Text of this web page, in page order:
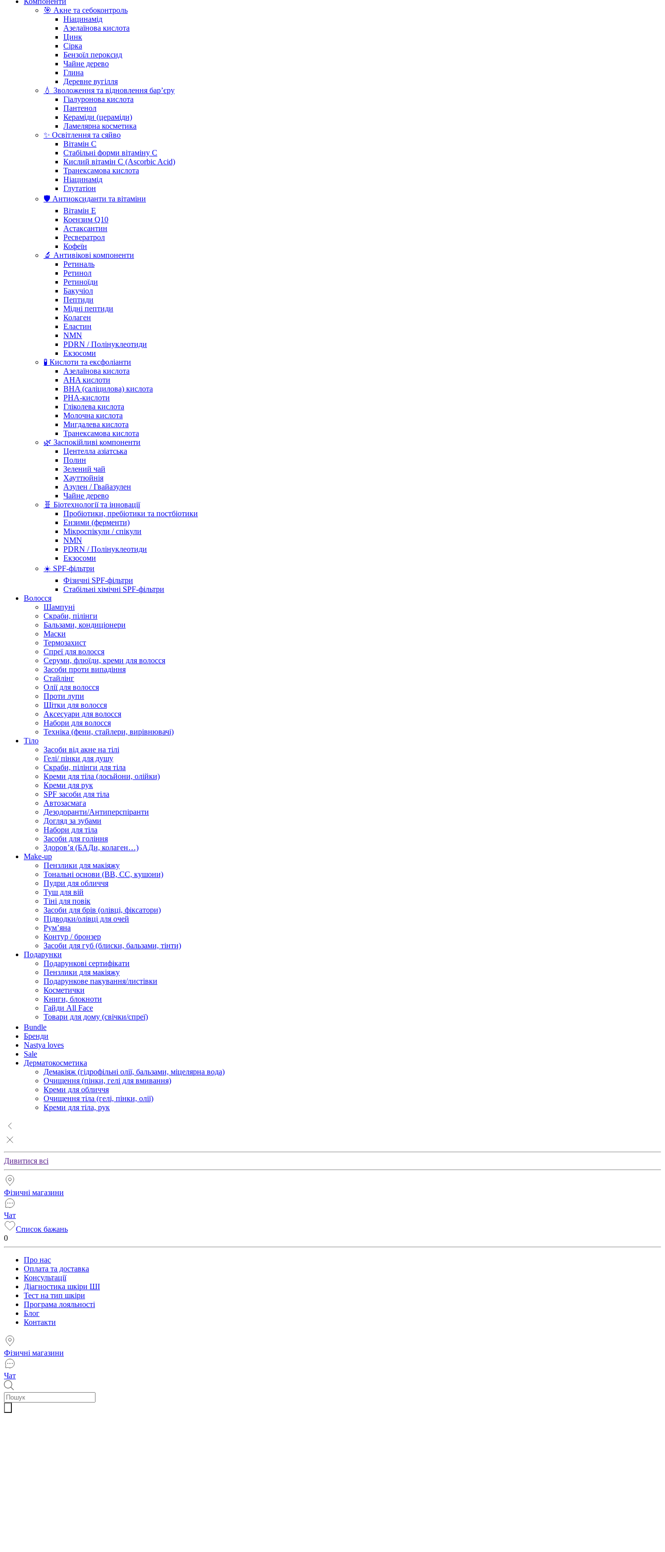
🎯 Акне та себоконтроль
Ніацинамід
Азелаїнова кислота
Цинк
Сірка
Бензоїл пероксид
Чайне дерево
Глина
Деревне вугілля
💧 Зволоження та відновлення бар’єру
Гіалуронова кислота
Пантенол
Кераміди (цераміди)
Ламелярна косметика
✨ Освітлення та сяйво
Вітамін С
Стабільні форми вітаміну С
Кислий вітамін С (Ascorbic Acid)
Транексамова кислота
Ніацинамід
Глутатіон
🛡️ Антиоксиданти та вітаміни
Вітамін Е
Коензим Q10
Астаксантин
Ресвератрол
Кофеїн
🔬 Антивікові компоненти
Ретиналь
Ретинол
Ретиноїди
Бакучіол
Пептиди
Мідні пептиди
Колаген
Еластин
NMN
PDRN / Полінуклеотиди
Екзосоми
🧪 Кислоти та ексфоліанти
Азелаїнова кислота
AHA кислоти
BHA (саліцилова) кислота
PHA-кислоти
Гліколева кислота
Молочна кислота
Мигдалева кислота
Транексамова кислота
🌿 Заспокійливі компоненти
Центелла азіатська
Полин
Зелений чай
Хауттюйнія
Азулен / Гвайазулен
Чайне дерево
🧬 Біотехнології та інновації
Пробіотики, пребіотики та постбіотики
Ензими (ферменти)
Мікроспікули / спікули
NMN
PDRN / Полінуклеотиди
Екзосоми
☀️ SPF-фільтри
Фізичні SPF-фільтри
Стабільні хімічні SPF-фільтри
Волосся
Шампуні
Скраби, пілінги
Бальзами, кондиціонери
Маски
Термозахист
Спреї для волосся
Серуми, флюїди, креми для волосся
Засоби проти випадіння
Стайлінг
Олії для волосся
Проти лупи
Щітки для волосся
Аксесуари для волосся
Набори для волосся
Техніка (фени, стайлери, вирівнювачі)
Тіло
Засоби від акне на тілі
Гелі/ пінки для душу
Скраби, пілінги для тіла
Креми для тіла (лосьйони, олійки)
Креми для рук
SPF засоби для тіла
Автозасмага
Дезодоранти/Антиперспіранти
Догляд за зубами
Набори для тіла
Засоби для гоління
Здоровʼя (БАДи, колаген…)
Make-up
Пензлики для макіяжу
Тональні основи (BB, CC, кушони)
Пудри для обличчя
Туш для вій
Тіні для повік
Засоби для брів (олівці, фіксатори)
Підводки/олівці для очей
Румʼяна
Контур / бронзер
Засоби для губ (блиски, бальзами, тінти)
Подарунки
Подарункові сертифікати
Пензлики для макіяжу
Подарункове пакування/листівки
Косметички
Книги, блокноти
Гайди All Face
Товари для дому (свічки/спреї)
Bundle
Бренди
Nastya loves
Sale
Дерматокосметика
Демакіяж (гідрофільні олії, бальзами, міцелярна вода)
Очищення (пінки, гелі для вмивання)
Креми для обличчя
Очищення тіла (гелі, пінки, олії)
Креми для тіла, рук
Дивитися всі
Фізичні магазини
Чат
Список бажань
0
Про нас
Оплата та доставка
Консультації
Діагностика шкіри ШІ
Тест на тип шкіри
Програма лояльності
Блог
Контакти
Фізичні магазини
Чат
Пошук
товарів